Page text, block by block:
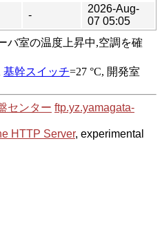
-
2026-Aug-
07 05:05
センター ftp.yz.yamagata-
HTTP Server, experimental